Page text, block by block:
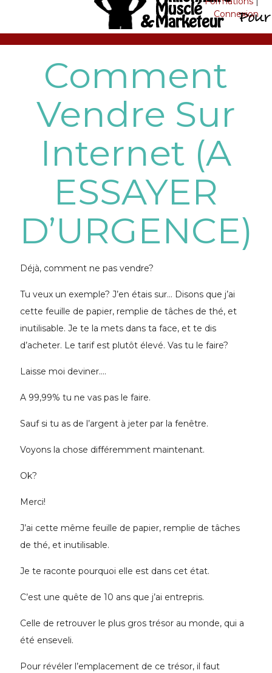
Connexion
Comment
Vendre Sur
Internet (A
ESSAYER
D’URGENCE)
Déjà, comment ne pas vendre?
Tu veux un exemple? J’en étais sur… Disons que j’ai
cette feuille de papier, remplie de tâches de thé, et
inutilisable. Je te la mets dans ta face, et te dis
d’acheter. Le tarif est plutôt élevé. Vas tu le faire?
Laisse moi deviner….
A 99,99% tu ne vas pas le faire.
Sauf si tu as de l’argent à jeter par la fenêtre.
Voyons la chose différemment maintenant.
Ok?
Merci!
J’ai cette même feuille de papier, remplie de tâches
de thé, et inutilisable.
Je te raconte pourquoi elle est dans cet état.
C’est une quête de 10 ans que j’ai entrepris.
Celle de retrouver le plus gros trésor au monde, qui a
été enseveli.
Pour révéler l’emplacement de ce trésor, il faut